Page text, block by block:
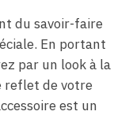
du savoir-faire
En portant
par un look à la
reflet de votre
est un